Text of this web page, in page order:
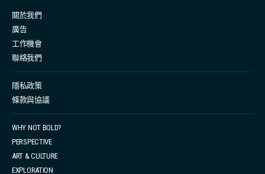
摯的願望、恐懼和遺憾。她們想擁有更多的時間，看見兒
子結婚、周遊列國、紋完身上的刺青、向身邊人表達愛
意，告訴她們心愛的人他們的重要性 — 那些我們常常忽略
的日常小確幸 。其中一名受訪者解釋了她如何試圖在剩下
的六個月壽命中給她女兒「一個完整的人生」。面對不可
抗的病魔，她們很脆弱；然而她們坦率的分享卻充滿力
我的家人多共度好幾年的時光。 Patricia Swannell 其中一
名受訪者 Patricia Swannell 在拍攝後幾週後便不幸去世，
她原以為定期覆診能察覺到乳癌復發跡象，豈料到了出現
關於我們
廣告
工作機會
聯絡我們
隱私政策
條款與協議
WHY NOT BOLD?
PERSPECTIVE
ART & CULTURE
EXPLORATION